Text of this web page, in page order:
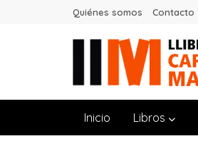
Quiénes somos Contacto
Inicio Libros